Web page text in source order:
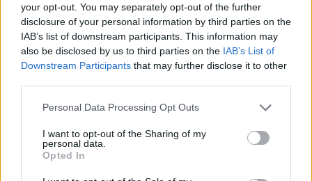
your opt-out. You may separately opt-out of the further
disclosure of your personal information by third parties on the
IAB’s list of downstream participants. This information may
also be disclosed by us to third parties on the IAB’s List of
Downstream Participants that may further disclose it to other
Personal Data Processing Opt Outs
I want to opt-out of the Sharing of my
personal data.
Opted In
Santé
Canicule : les conseils
éviter le danger
Santé
Éclipse du 12 août :
Santé
Un chewing-gum